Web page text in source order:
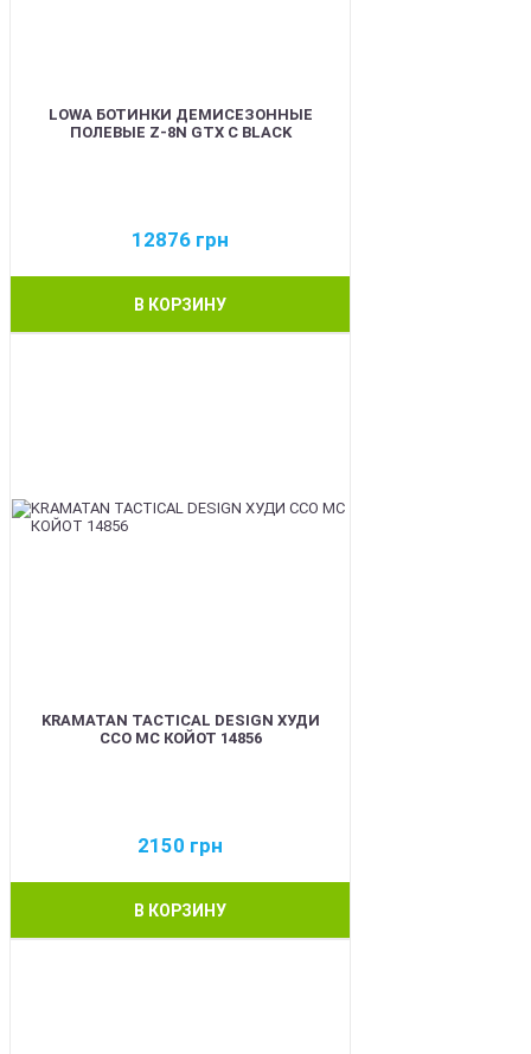
LOWA БОТИНКИ ДЕМИСЕЗОННЫЕ
ПОЛЕВЫЕ Z-8N GTX C BLACK
12876 грн
В КОРЗИНУ
KRAMATAN TACTICAL DESIGN ХУДИ
ССО МС КОЙОТ 14856
2150 грн
В КОРЗИНУ